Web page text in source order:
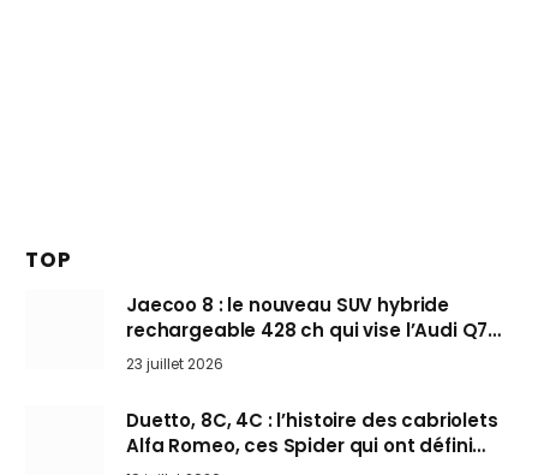
TOP
Jaecoo 8 : le nouveau SUV hybride
rechargeable 428 ch qui vise l’Audi Q7
arrive en Europe cet automne
23 juillet 2026
Duetto, 8C, 4C : l’histoire des cabriolets
Alfa Romeo, ces Spider qui ont défini